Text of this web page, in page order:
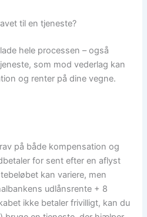
til en tjeneste?
hele processen – også
som mod vederlag kan
og renter på dine vegne.
på både kompensation og
for sent efter en aflyst
kan variere, men
udlånsrente + 8
ikke betaler frivilligt, kan du